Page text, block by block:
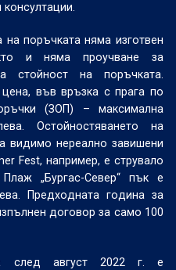
поръчката няма изготвен
и няма проучване за
стойност на поръчката.
във връзка с прага по
(ЗОП) – максимална
Остойностяването на
видимо нереално завишени
Fest, например, е струвало
„Бургас-Север“ пък е
Предходната година за
договор за само 100
след август 2022 г. е